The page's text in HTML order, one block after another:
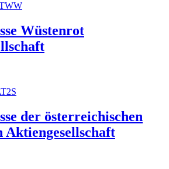
Wüstenrot
der österreichischen
Aktiengesellschaft